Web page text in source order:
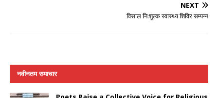
NEXT
विसाल नि:शुल्क स्वास्थ्य शिविर सम्पन्न
नवीनतम समाचार